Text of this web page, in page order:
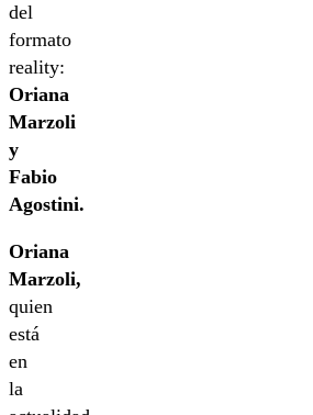
del
formato
reality:
Oriana
Marzoli
y
Fabio
Agostini.
Oriana
Marzoli,
quien
está
en
la